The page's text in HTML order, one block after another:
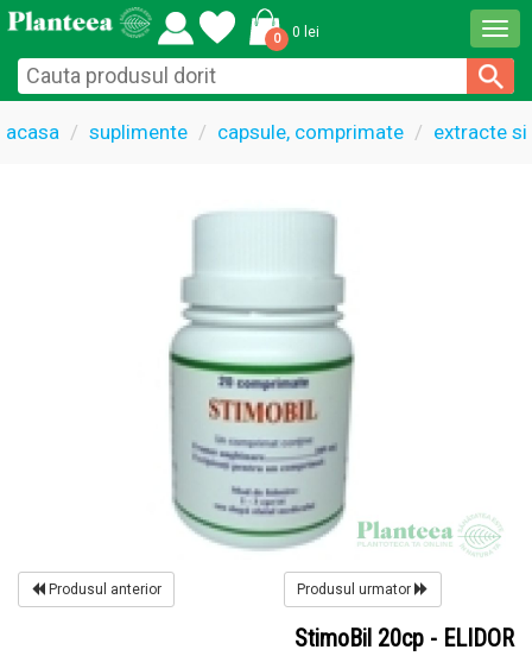
0 0 lei
acasa suplimente capsule, comprimate extracte
Produsul anterior Produsul urmator
StimoBil 20cp - ELIDOR